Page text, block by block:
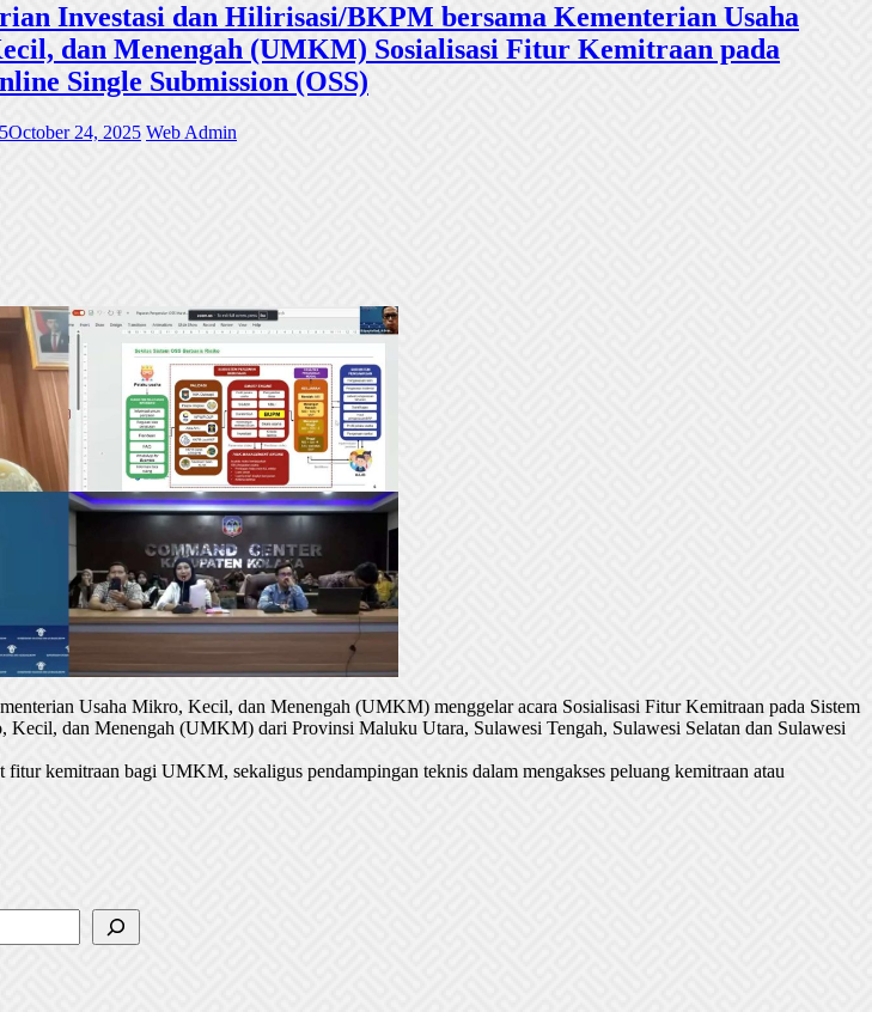
Investasi dan Hilirisasi/BKPM bersama Kementerian Usaha
dan Menengah (UMKM) Sosialisasi Fitur Kemitraan pada
Single Submission (OSS)
October 24, 2025 Web Admin
Usaha Mikro, Kecil, dan Menengah (UMKM) menggelar acara Sosialisasi Fitur Kemitraan pada Sistem
dan Menengah (UMKM) dari Provinsi Maluku Utara, Sulawesi Tengah, Sulawesi Selatan dan Sulawesi
kemitraan bagi UMKM, sekaligus pendampingan teknis dalam mengakses peluang kemitraan atau